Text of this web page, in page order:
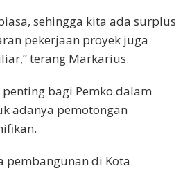
sehingga kita ada surplus
pekerjaan proyek juga
terang Markarius.
bagi Pemko dalam
adanya pemotongan
pembangunan di Kota